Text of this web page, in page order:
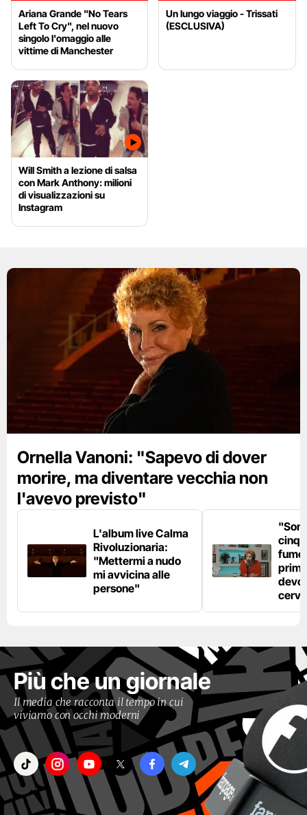
Ariana Grande "No Tears
Left To Cry", nel nuovo
singolo l'omaggio alle
vittime di Manchester
Un lungo viaggio - Trissati
(ESCLUSIVA)
Will Smith a lezione di salsa
con Mark Anthony: milioni
di visualizzazioni su
Instagram
Ornella Vanoni: "Sapevo di dover
morire, ma diventare vecchia non
l'avevo previsto"
L'album live Calma
Rivoluzionaria:
"Mettermi a nudo
mi avvicina alle
persone"
fumo
devo
Più che un giornale
Il media che racconta il tempo in cui
viviamo con occhi moderni